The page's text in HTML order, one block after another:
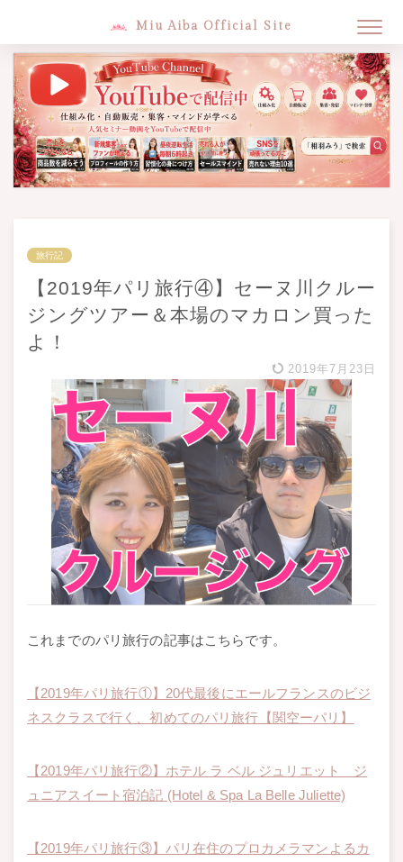
Miu Aiba Official Site
旅行記
【2019年パリ旅行④】セーヌ川クルー
ジングツアー＆本場のマカロン買った
よ！
2019年7月23日
これまでのパリ旅行の記事はこちらです。
【2019年パリ旅行①】20代最後にエールフランスのビジ
ネスクラスで行く、初めてのパリ旅行【関空ーパリ】
【2019年パリ旅行②】ホテル ラ ベル ジュリエット ジ
ュニアスイート宿泊記 (Hotel & Spa La Belle Juliette)
【2019年パリ旅行③】パリ在住のプロカメラマンよるカ